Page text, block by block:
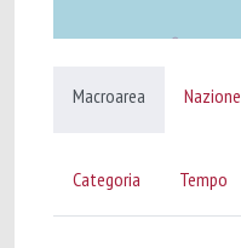
Macroarea Nazione
Categoria Tempo